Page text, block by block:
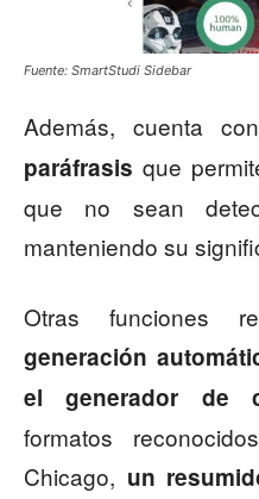
Fuente: SmartStudi Sidebar
Además, cuenta
paráfrasis que
que no sean
manteniendo su
Otras funciones
generación
el generador de
formatos
Chicago, un